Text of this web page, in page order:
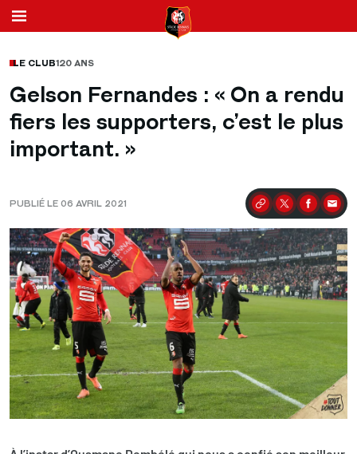
LE CLUB120 ANS
Gelson Fernandes : « On a rendu
fiers les supporters, c’est le plus
important. »
PUBLIÉ LE 06 AVRIL 2021 Partager